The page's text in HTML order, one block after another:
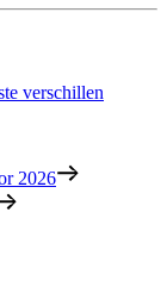
verschillen
2026